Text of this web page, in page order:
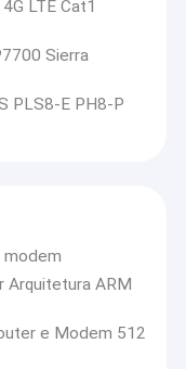
LTE Cat1
Sierra
PLS8-E PH8-P
modem
Arquitetura ARM
e Modem 512